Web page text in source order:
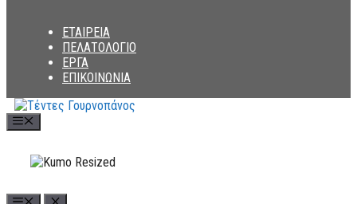
ΕΤΑΙΡΕΙΑ
ΠΕΛΑΤΟΛΟΓΙΟ
ΕΡΓΑ
ΕΠΙΚΟΙΝΩΝΙΑ